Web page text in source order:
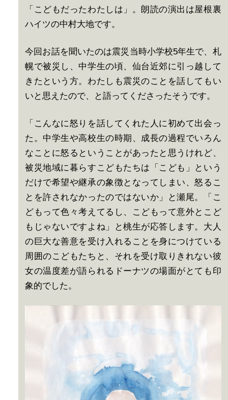
「こどもだったわたしは」。朗読の演出は屋根裏
ハイツの中村大地です。
今回お話を聞いたのは震災当時小学校5年生で、札
幌で被災し、中学生の頃、仙台近郊に引っ越して
きたという方。わたしも震災のことを話してもい
いと思えたので、と語ってくださったそうです。
「こんなに怒りを話してくれた人に初めて出会っ
た。中学生や高校生の時期、成長の過程でいろん
なことに怒るということがあったと思うけれど、
被災地域に暮らすこどもたちは「こども」という
だけで希望や継承の象徴となってしまい、怒るこ
とを許されなかったのではないか」と瀬尾。「こ
どもって色々考えてるし、こどもって意外とこど
もじゃないですよね」と桃生が応答します。大人
の巨大な善意を受け入れることを身につけている
周囲のこどもたちと、それを受け取りきれない彼
女の温度差が語られるドーナツの場面がとても印
象的でした。